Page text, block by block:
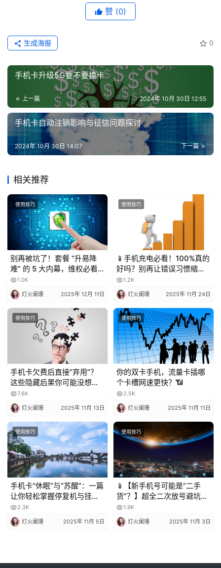
赞 (0)
0
生成海报
手机卡升级5G要不要换卡
上一篇 2024年 10月 30日 12:55
手机卡自动注销影响与征信问题探讨
下一篇
2024年 10月 30日 14:07
相关推荐
使用技巧
别再被坑了！套餐 “升易降
难” 的 5 大内幕，维权必看
💥1.0K
灯火阑珊 2025年 12月 11日
使用技巧
📱手机充电必看！100%真的
好吗？别再让错误习惯缩短
电池寿命！
1.2K
灯火阑珊 2025年 11月 24日
使用技巧
手机卡欠费后直接“弃用”？
这些隐藏后果你可能没想
到！
7.6K
灯火阑珊 2025年 11月 13日
使用技巧
你的双卡手机，流量卡插哪
个卡槽网速更快？📶
2.5K
灯火阑珊 2025年 11月 11日
使用技巧
手机卡“休眠”与“苏醒”：一篇
让你轻松掌握停复机与挂失
的科普指南
2.3K
灯火阑珊 2025年 11月 5日
使用技巧
📱【新手机号可能是“二手
货”？】超全二次放号避坑指
南，附完美处理攻略！✨
1.9K
灯火阑珊 2025年 11月 3日